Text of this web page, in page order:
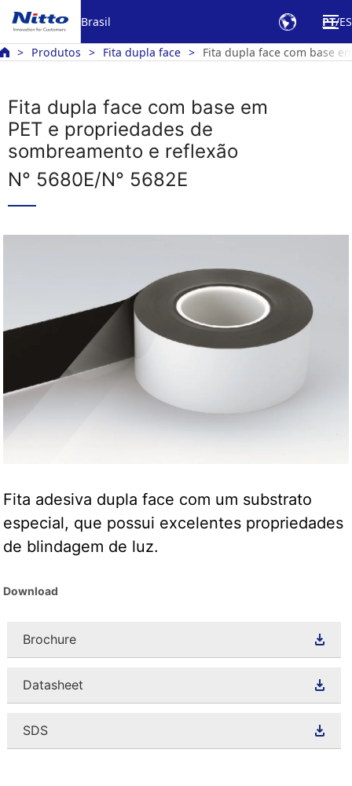
Brasil PT ES
Produtos Fita dupla face Fita dupla face com base
Fita dupla face com base em
PET e propriedades de
sombreamento e reflexão
N° 5680E/N° 5682E
Fita adesiva dupla face com um substrato
especial, que possui excelentes propriedades
de blindagem de luz.
Download
Brochure
Datasheet
SDS